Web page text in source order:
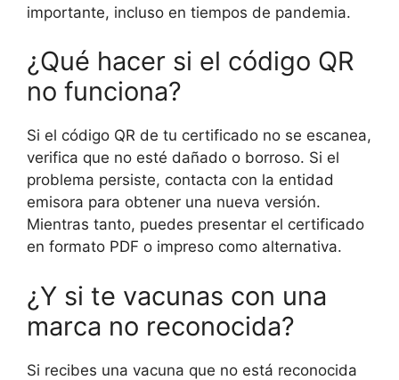
importante, incluso en tiempos de pandemia.
¿Qué hacer si el código QR
no funciona?
Si el código QR de tu certificado no se escanea,
verifica que no esté dañado o borroso. Si el
problema persiste, contacta con la entidad
emisora para obtener una nueva versión.
Mientras tanto, puedes presentar el certificado
en formato PDF o impreso como alternativa.
¿Y si te vacunas con una
marca no reconocida?
Si recibes una vacuna que no está reconocida